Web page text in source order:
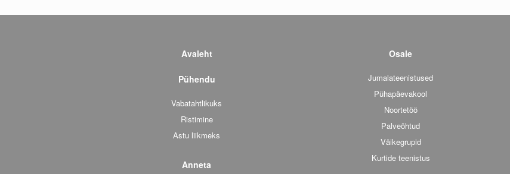
Avaleht
Pühendu
Vabatahtlikuks
Ristimine
Astu liikmeks
Anneta
Osale
Jumalateenistused
Pühapäevakool
Noortetöö
Palveõhtud
Väikegrupid
Kurtide teenistus